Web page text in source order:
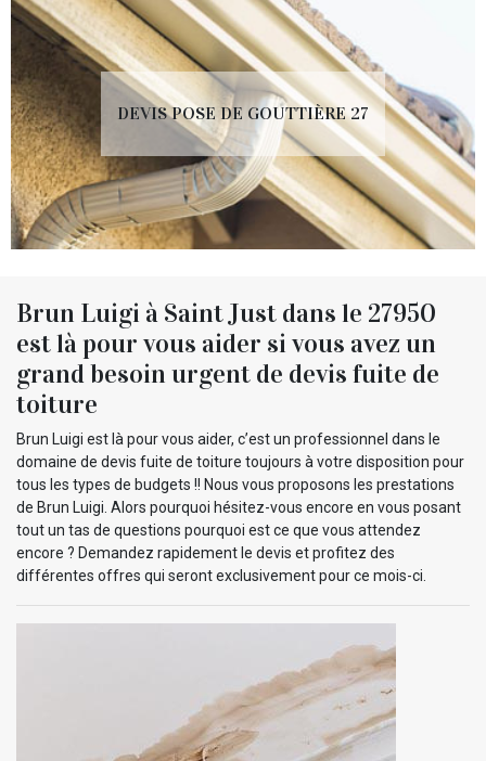
DEVIS POSE DE GOUTTIÈRE 27
Brun Luigi à Saint Just dans le 27950
est là pour vous aider si vous avez un
grand besoin urgent de devis fuite de
toiture
Brun Luigi est là pour vous aider, c’est un professionnel dans le
domaine de devis fuite de toiture toujours à votre disposition pour
tous les types de budgets !! Nous vous proposons les prestations
de Brun Luigi. Alors pourquoi hésitez-vous encore en vous posant
tout un tas de questions pourquoi est ce que vous attendez
encore ? Demandez rapidement le devis et profitez des
différentes offres qui seront exclusivement pour ce mois-ci.